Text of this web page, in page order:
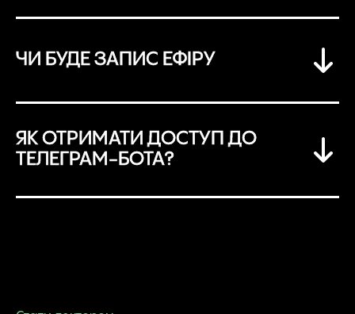
ЧИ БУДЕ ЗАПИС ЕФІРУ
ЯК ОТРИМАТИ ДОСТУП ДО
ТЕЛЕГРАМ-БОТА?